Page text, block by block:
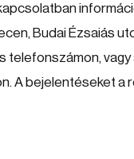
Budai Ézsaiás
vagy
A bejelentéseket a